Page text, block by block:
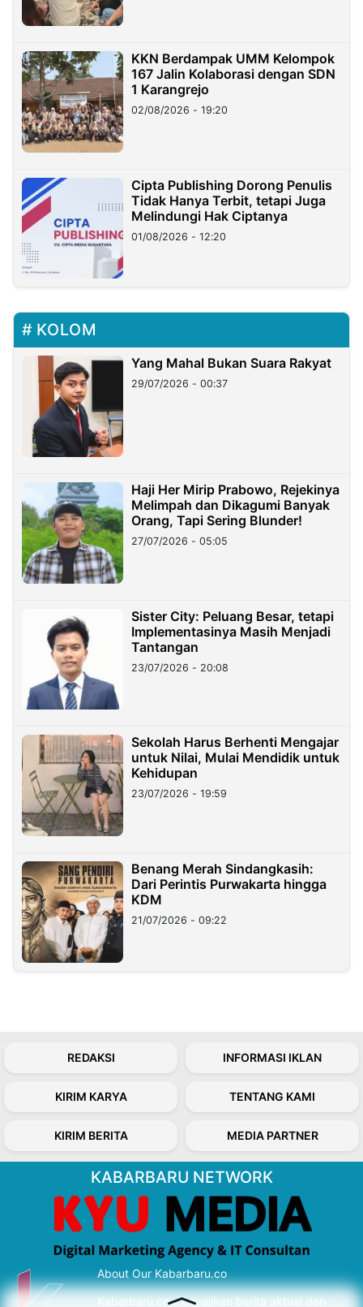
KKN Berdampak UMM Kelompok
167 Jalin Kolaborasi dengan SDN
1 Karangrejo
02/08/2026 - 19:20
Cipta Publishing Dorong Penulis
Tidak Hanya Terbit, tetapi Juga
Melindungi Hak Ciptanya
01/08/2026 - 12:20
KOLOM
Yang Mahal Bukan Suara Rakyat
29/07/2026 - 00:37
Haji Her Mirip Prabowo, Rejekinya
Melimpah dan Dikagumi Banyak
Orang, Tapi Sering Blunder!
27/07/2026 - 05:05
Sister City: Peluang Besar, tetapi
Implementasinya Masih Menjadi
Tantangan
23/07/2026 - 20:08
Sekolah Harus Berhenti Mengajar
untuk Nilai, Mulai Mendidik untuk
Kehidupan
23/07/2026 - 19:59
Benang Merah Sindangkasih:
Dari Perintis Purwakarta hingga
KDM
21/07/2026 - 09:22
REDAKSI INFORMASI IKLAN
KIRIM KARYA TENTANG KAMI
KIRIM BERITA MEDIA PARTNER
KABARBARU NETWORK
About Our Kabarbaru.co
Kabarbaru.co menyajikan berita aktual dan